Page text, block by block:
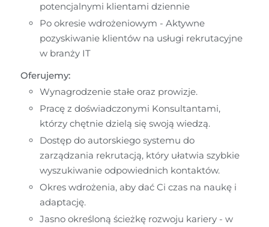
potencjalnymi klientami dziennie
Po okresie wdrożeniowym - Aktywne
pozyskiwanie klientów na usługi rekrutacyjne
w branży IT
Oferujemy:
Wynagrodzenie stałe oraz prowizje.
Pracę z doświadczonymi Konsultantami,
którzy chętnie dzielą się swoją wiedzą.
Dostęp do autorskiego systemu do
zarządzania rekrutacją, który ułatwia szybkie
wyszukiwanie odpowiednich kontaktów.
Okres wdrożenia, aby dać Ci czas na naukę i
adaptację.
Jasno określoną ścieżkę rozwoju kariery - w